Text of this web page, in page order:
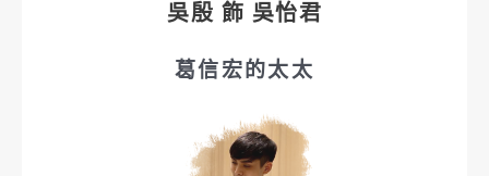
吳殷 飾 吳怡君
葛信宏的太太